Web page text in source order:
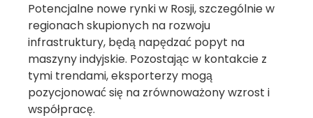
Potencjalne nowe rynki w Rosji, szczególnie w
regionach skupionych na rozwoju
infrastruktury, będą napędzać popyt na
maszyny indyjskie. Pozostając w kontakcie z
tymi trendami, eksporterzy mogą
pozycjonować się na zrównoważony wzrost i
współpracę.